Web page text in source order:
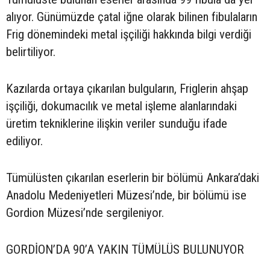
alıyor. Günümüzde çatal iğne olarak bilinen fibulaların
Frig dönemindeki metal işçiliği hakkında bilgi verdiği
belirtiliyor.
Kazılarda ortaya çıkarılan bulguların, Friglerin ahşap
işçiliği, dokumacılık ve metal işleme alanlarındaki
üretim tekniklerine ilişkin veriler sunduğu ifade
ediliyor.
Tümülüsten çıkarılan eserlerin bir bölümü Ankara’daki
Anadolu Medeniyetleri Müzesi’nde, bir bölümü ise
Gordion Müzesi’nde sergileniyor.
GORDİON’DA 90’A YAKIN TÜMÜLÜS BULUNUYOR